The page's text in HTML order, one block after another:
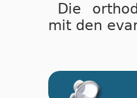
Die
mit den